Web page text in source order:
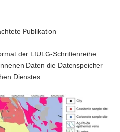
Publikation
der LfULG-Schriftenreihe
Daten die Datenspeicher
Dienstes